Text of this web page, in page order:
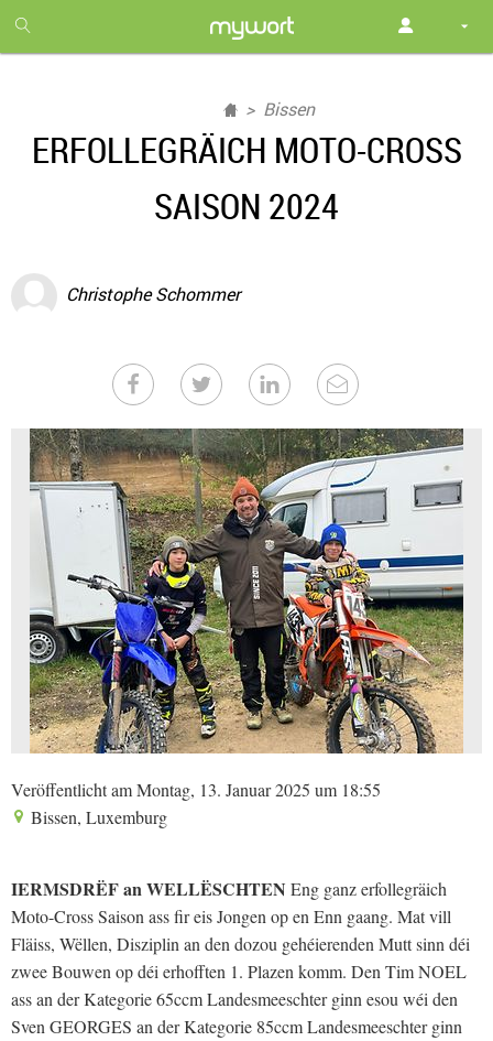
month
free
Bissen
ERFOLLEGRÄICH MOTO-CROSS
SAISON 2024
Christophe Schommer
Veröffentlicht am Montag, 13. Januar 2025 um 18:55
Bissen, Luxemburg
IERMSDRËF an WELLËSCHTEN Eng ganz erfollegräich
Moto-Cross Saison ass fir eis Jongen op en Enn gaang. Mat vill
Fläiss, Wëllen, Disziplin an den dozou gehéierenden Mutt sinn déi
zwee Bouwen op déi erhofften 1. Plazen komm. Den Tim NOEL
ass an der Kategorie 65ccm Landesmeeschter ginn esou wéi den
Sven GEORGES an der Kategorie 85ccm Landesmeeschter ginn